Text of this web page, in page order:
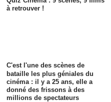
à retrouver !
C'est l'une des scènes de
bataille les plus géniales du
cinéma : il y a 25 ans, elle a
donné des frissons à des
millions de spectateurs